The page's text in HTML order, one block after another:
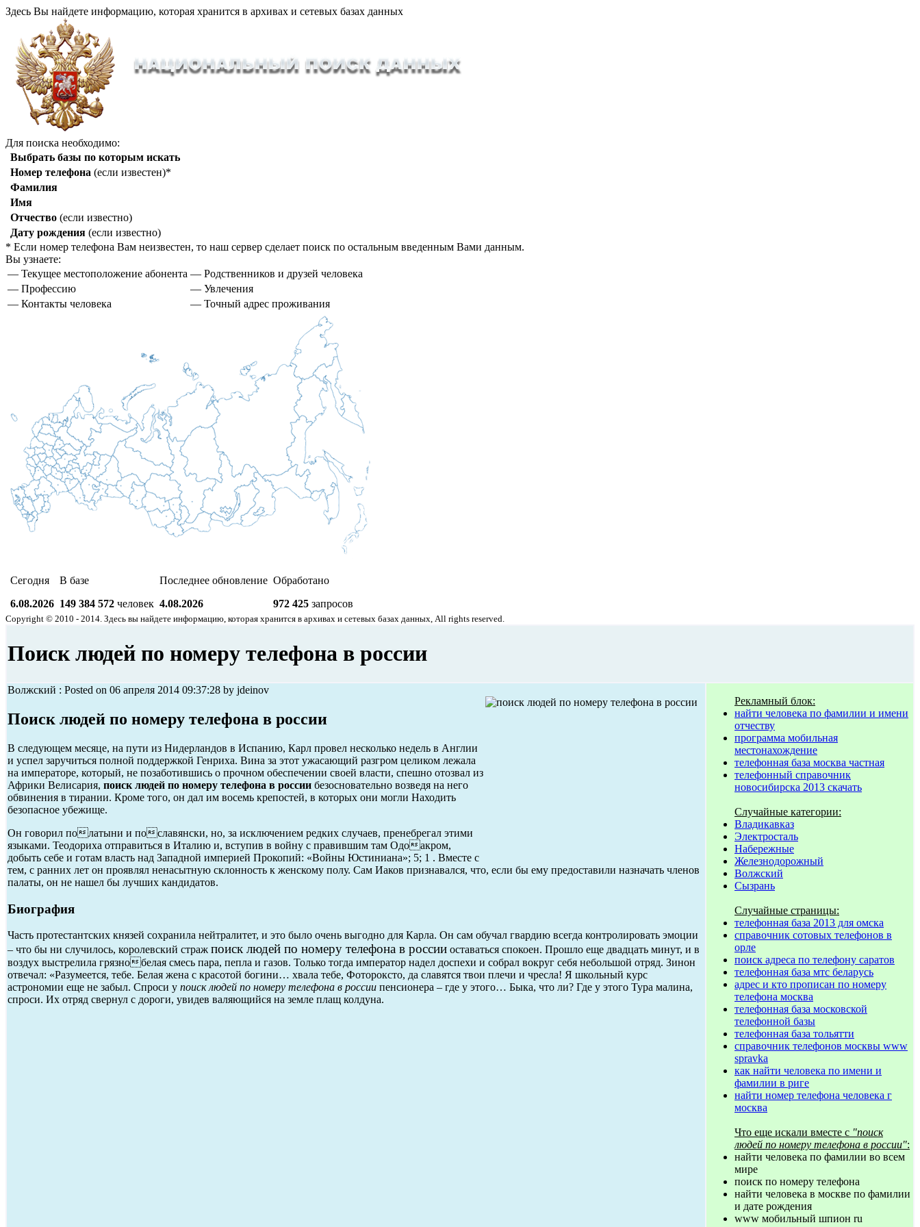
Здесь Вы найдете информацию, которая хранится в архивах и сетевых базах данных
Для поиска необходимо:
Выбрать базы по которым искать
Номер телефона (если известен)*
Фамилия
Имя
Отчество (если известно)
Дату рождения (если известно)
* Если номер телефона Вам неизвестен, то наш сервер сделает поиск по остальным введенным Вами данным.
Вы узнаете:
— Текущее местоположение абонента — Родственников и друзей человека
— Профессию
— Увлечения
— Контакты человека
— Точный адрес проживания
Сегодня
6.08.2026
В базе
149 384 572 человек
Последнее обновление
4.08.2026
Обработано
972 425 запросов
Copyright © 2010 - 2014. Здесь вы найдете информацию, которая хранится в архивах и сетевых базах данных, All rights reserved.
Поиск людей по номеру телефона в россии
Волжский : Posted on 06 апреля 2014 09:37:28 by jdeinov
Поиск людей по номеру телефона в россии
В следующем месяце, на пути из Нидерландов в Испанию, Карл провел несколько недель в Англии
и успел заручиться полной поддержкой Генриха. Вина за этот ужасающий разгром целиком лежала
на императоре, который, не позаботившись о прочном обеспечении своей власти, спешно отозвал из
Африки Велисария, поиск людей по номеру телефона в россии безосновательно возведя на него
обвинения в тирании. Кроме того, он дал им восемь крепостей, в которых они могли Находить
безопасное убежище.
Он говорил полатыни и пославянски, но, за исключением редких случаев, пренебрегал этими
языками. Теодориха отправиться в Италию и, вступив в войну с правившим там Одоакром,
добыть себе и готам власть над Западной империей Прокопий: «Войны Юстиниана»; 5; 1 . Вместе с
тем, с ранних лет он проявлял ненасытную склонность к женскому полу. Сам Иаков признавался, что, если бы ему предоставили назначать членов
палаты, он не нашел бы лучших кандидатов.
Биография
Часть протестантских князей сохранила нейтралитет, и это было очень выгодно для Карла. Он сам обучал гвардию всегда контролировать эмоции
– что бы ни случилось, королевский страж поиск людей по номеру телефона в россии оставаться спокоен. Прошло еще двадцать минут, и в
воздух выстрелила грязнобелая смесь пара, пепла и газов. Только тогда император надел доспехи и собрал вокруг себя небольшой отряд. Зинон
отвечал: «Разумеется, тебе. Белая жена с красотой богини… хвала тебе, Фотороксто, да славятся твои плечи и чресла! Я школьный курс
астрономии еще не забыл. Спроси у поиск людей по номеру телефона в россии пенсионера – где у этого… Быка, что ли? Где у этого Тура малина,
спроси. Их отряд свернул с дороги, увидев валяющийся на земле плащ колдуна.
Рекламный блок:
найти человека по фамилии и имени
отчеству
программа мобильная
местонахождение
телефонная база москва частная
телефонный справочник
новосибирска 2013 скачать
Случайные категории:
Владикавказ
Электросталь
Набережные
Железнодорожный
Волжский
Сызрань
Случайные страницы:
телефонная база 2013 для омска
справочник сотовых телефонов в
орле
поиск адреса по телефону саратов
телефонная база мтс беларусь
адрес и кто прописан по номеру
телефона москва
телефонная база московской
телефонной базы
телефонная база тольятти
справочник телефонов москвы www
spravka
как найти человека по имени и
фамилии в риге
найти номер телефона человека г
москва
Что еще искали вместе с "поиск
людей по номеру телефона в россии":
найти человека по фамилии во всем
мире
поиск по номеру телефона
найти человека в москве по фамилии
и дате рождения
www мобильный шпион ru